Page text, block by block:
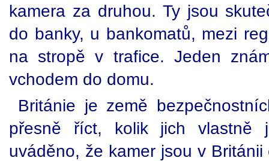
kamera za druhou. Ty jsou
do banky, u bankomatů, mezi
na stropě v trafice. Jeden
vchodem do domu.
Británie je země
přesně říct, kolik jich vlastně
uváděno, že kamer jsou v